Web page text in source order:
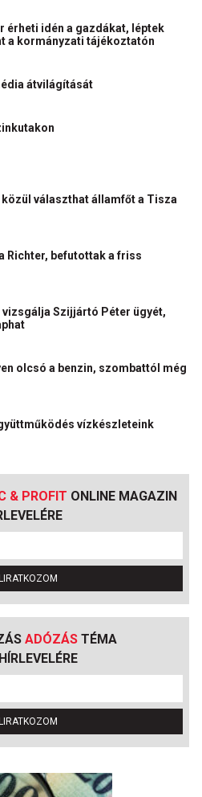
idén a gazdákat, léptek
a kormányzati tájékoztatón
átvilágítását
választhat államfőt a Tisza
Richter, befutottak a friss
Szijjártó Péter ügyét,
olcsó a benzin, szombattól még
vízkészleteink
& PROFIT ONLINE MAGAZIN
ADÓZÁSTÉMA